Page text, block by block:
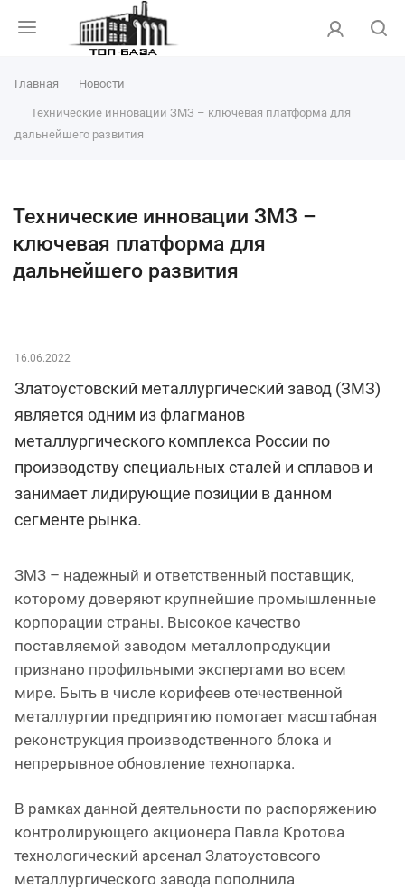
Главная Новости
Технические инновации ЗМЗ – ключевая платформа для
дальнейшего развития
Технические инновации ЗМЗ –
ключевая платформа для
дальнейшего развития
16.06.2022
Златоустовский металлургический завод (ЗМЗ)
является одним из флагманов
металлургического комплекса России по
производству специальных сталей и сплавов и
занимает лидирующие позиции в данном
сегменте рынка.
ЗМЗ – надежный и ответственный поставщик,
которому доверяют крупнейшие промышленные
корпорации страны. Высокое качество
поставляемой заводом металлопродукции
признано профильными экспертами во всем
мире. Быть в числе корифеев отечественной
металлургии предприятию помогает масштабная
реконструкция производственного блока и
непрерывное обновление технопарка.
В рамках данной деятельности по распоряжению
контролирующего акционера Павла Кротова
технологический арсенал Златоустовсого
металлургического завода пополнила